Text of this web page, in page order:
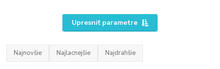
Upresniť parametre
Najnovšie Najlacnejšie Najdrahšie